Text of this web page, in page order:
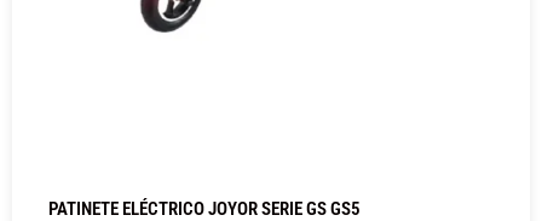
PATINETE ELÉCTRICO JOYOR SERIE GS GS5